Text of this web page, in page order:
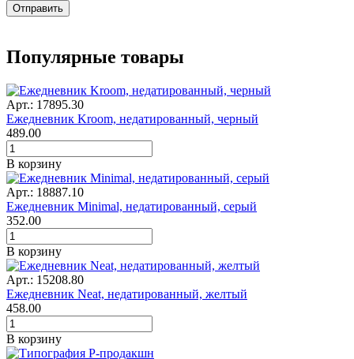
Отправить
Популярные товары
Арт.: 17895.30
Ежедневник Kroom, недатированный, черный
489.00
В корзину
Арт.: 18887.10
Ежедневник Minimal, недатированный, серый
352.00
В корзину
Арт.: 15208.80
Ежедневник Neat, недатированный, желтый
458.00
В корзину